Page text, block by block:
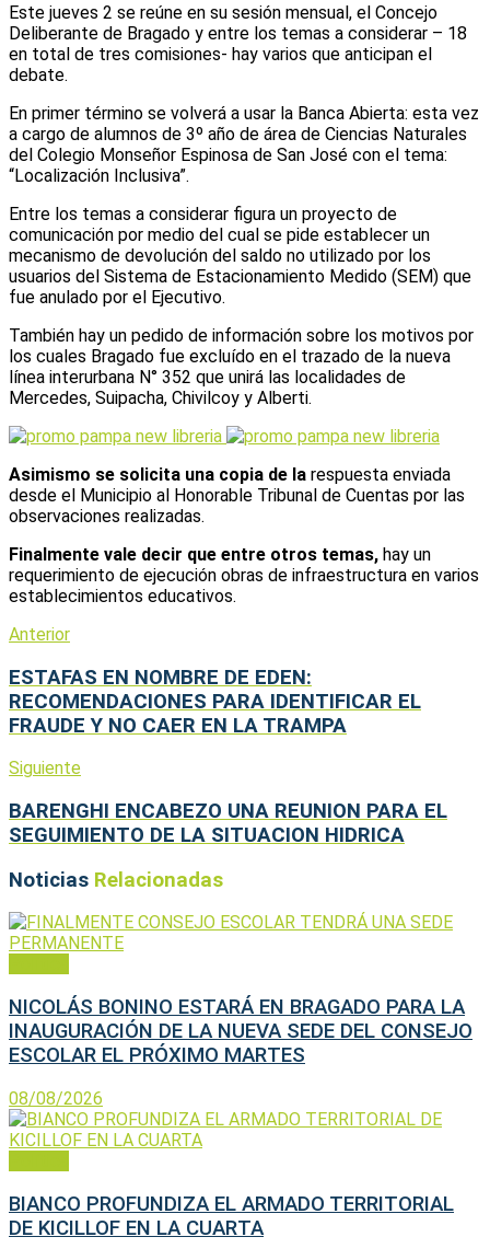
Este jueves 2 se reúne en su sesión mensual, el Concejo
Deliberante de Bragado y entre los temas a considerar – 18
en total de tres comisiones- hay varios que anticipan el
debate.
En primer término se volverá a usar la Banca Abierta: esta vez
a cargo de alumnos de 3º año de área de Ciencias Naturales
del Colegio Monseñor Espinosa de San José con el tema:
“Localización Inclusiva”.
Entre los temas a considerar figura un proyecto de
comunicación por medio del cual se pide establecer un
mecanismo de devolución del saldo no utilizado por los
usuarios del Sistema de Estacionamiento Medido (SEM) que
fue anulado por el Ejecutivo.
También hay un pedido de información sobre los motivos por
los cuales Bragado fue excluído en el trazado de la nueva
línea interurbana N° 352 que unirá las localidades de
Mercedes, Suipacha, Chivilcoy y Alberti.
Asimismo se solicita una copia de la respuesta enviada
desde el Municipio al Honorable Tribunal de Cuentas por las
observaciones realizadas.
Finalmente vale decir que entre otros temas, hay un
requerimiento de ejecución obras de infraestructura en varios
establecimientos educativos.
Anterior
ESTAFAS EN NOMBRE DE EDEN:
RECOMENDACIONES PARA IDENTIFICAR EL
FRAUDE Y NO CAER EN LA TRAMPA
Siguiente
BARENGHI ENCABEZO UNA REUNION PARA EL
SEGUIMIENTO DE LA SITUACION HIDRICA
Noticias Relacionadas
NICOLÁS BONINO ESTARÁ EN BRAGADO PARA LA
INAUGURACIÓN DE LA NUEVA SEDE DEL CONSEJO
ESCOLAR EL PRÓXIMO MARTES
08/08/2026
BIANCO PROFUNDIZA EL ARMADO TERRITORIAL
DE KICILLOF EN LA CUARTA